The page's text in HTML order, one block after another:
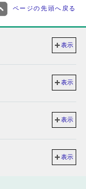
ページの先頭へ戻る
表示
表示
表示
表示